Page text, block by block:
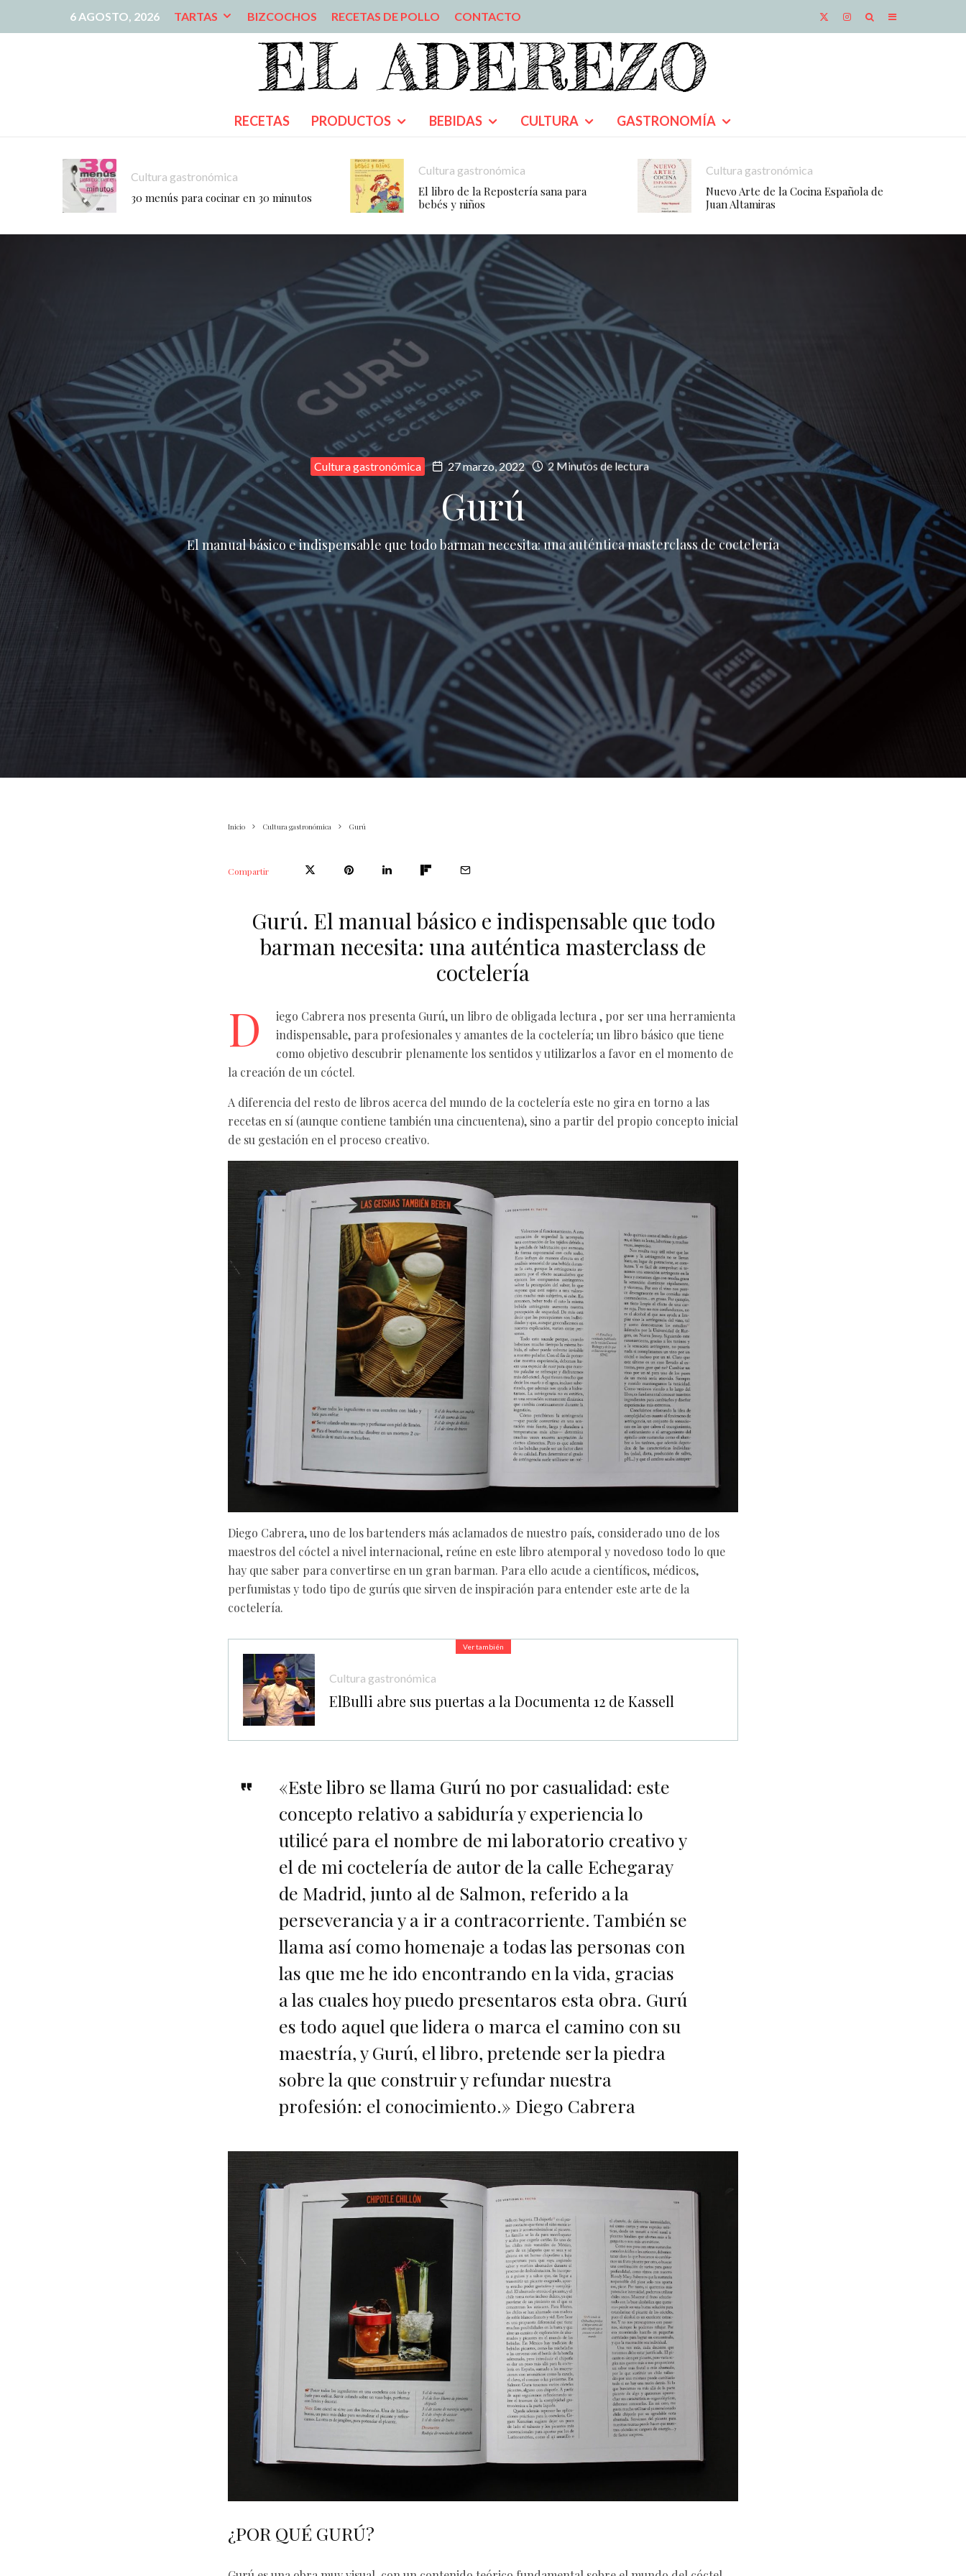
6 AGOSTO, 2026 TARTAS BIZCOCHOS RECETAS DE POLLO CONTACTO
RECETAS PRODUCTOS BEBIDAS CULTURA GASTRONOMÍA
Cultura gastronómica
30 menús para cocinar en 30 minutos
Cultura gastronómica
El libro de la Repostería sana para
bebés y niños
Cultura gastronómica
Nuevo Arte de la Cocina Española de
Juan Altamiras
Cultura gastronómica 27 marzo, 2022 2 Minutos de lectura
Gurú
El manual básico e indispensable que todo barman necesita: una auténtica masterclass de coctelería
Inicio Cultura gastronómica Gurú
Compartir
Gurú. El manual básico e indispensable que todo
barman necesita: una auténtica masterclass de
coctelería
D
iego Cabrera nos presenta Gurú, un libro de obligada lectura , por ser una herramienta
indispensable, para profesionales y amantes de la coctelería; un libro básico que tiene
como objetivo descubrir plenamente los sentidos y utilizarlos a favor en el momento de
la creación de un cóctel.
A diferencia del resto de libros acerca del mundo de la coctelería este no gira en torno a las
recetas en sí (aunque contiene también una cincuentena), sino a partir del propio concepto inicial
de su gestación en el proceso creativo.
Diego Cabrera, uno de los bartenders más aclamados de nuestro país, considerado uno de los
maestros del cóctel a nivel internacional, reúne en este libro atemporal y novedoso todo lo que
hay que saber para convertirse en un gran barman. Para ello acude a científicos, médicos,
perfumistas y todo tipo de gurús que sirven de inspiración para entender este arte de la
coctelería.
Ver también
Cultura gastronómica
ElBulli abre sus puertas a la Documenta 12 de Kassell
«Este libro se llama Gurú no por casualidad: este
concepto relativo a sabiduría y experiencia lo
utilicé para el nombre de mi laboratorio creativo y
el de mi coctelería de autor de la calle Echegaray
de Madrid, junto al de Salmon, referido a la
perseverancia y a ir a contracorriente. También se
llama así como homenaje a todas las personas con
las que me he ido encontrando en la vida, gracias
a las cuales hoy puedo presentaros esta obra. Gurú
es todo aquel que lidera o marca el camino con su
maestría, y Gurú, el libro, pretende ser la piedra
sobre la que construir y refundar nuestra
profesión: el conocimiento.» Diego Cabrera
¿POR QUÉ GURÚ?